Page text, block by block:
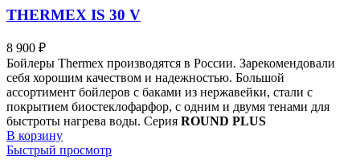
THERMEX IS 30 V
8 900 ₽
Бойлеры Thermex производятся в России. Зарекомендовали
себя хорошим качеством и надежностью. Большой
ассортимент бойлеров с баками из нержавейки, стали с
покрытием биостеклофарфор, с одним и двумя тенами для
быстроты нагрева воды. Серия ROUND PLUS
В корзину
Быстрый просмотр